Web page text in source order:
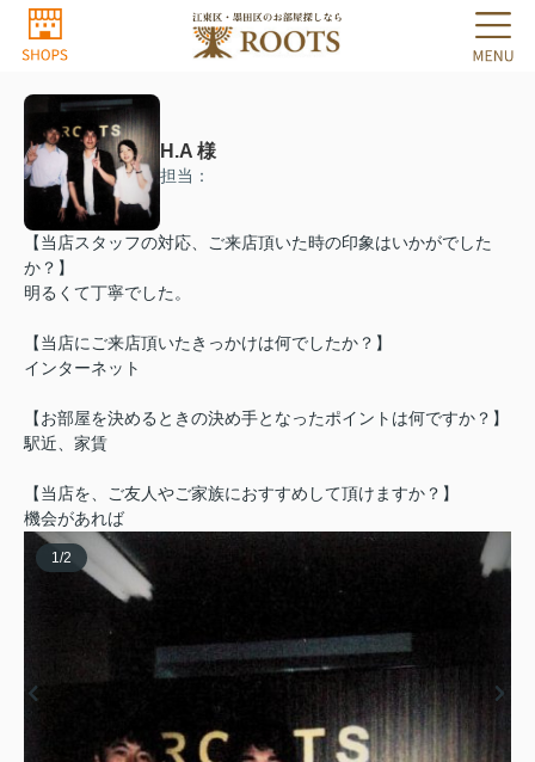
H.A 様
担当：
【当店スタッフの対応、ご来店頂いた時の印象はいかがでした
か？】
明るくて丁寧でした。
【当店にご来店頂いたきっかけは何でしたか？】
インターネット
【お部屋を決めるときの決め手となったポイントは何ですか？】
駅近、家賃
【当店を、ご友人やご家族におすすめして頂けますか？】
機会があれば
1/2